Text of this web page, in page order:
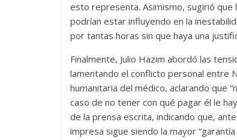
esto representa. Asimismo, sugirió
podrían estar influyendo en la
por tantas horas sin que haya una
Finalmente, Julio Hazim abordó las
lamentando el conflicto personal entre
humanitaria del médico, aclarando que
caso de no tener con qué pagar él le
de la prensa escrita, indicando que,
impresa sigue siendo la mayor